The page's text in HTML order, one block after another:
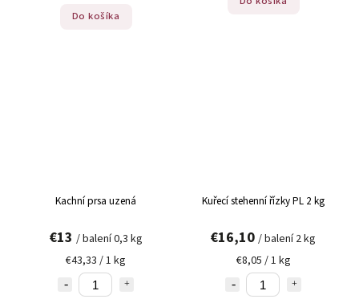
Do košíka
Kachní prsa uzená
€13 / balení 0,3 kg
€43,33 / 1 kg
Kuřecí stehenní řízky PL 2 kg
€16,10 / balení 2 kg
€8,05 / 1 kg